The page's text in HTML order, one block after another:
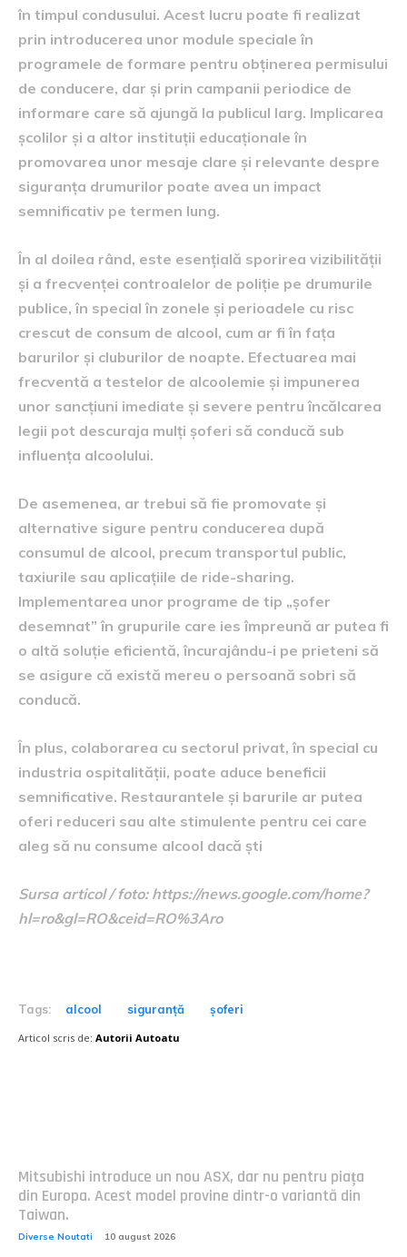
în timpul condusului. Acest lucru poate fi realizat
prin introducerea unor module speciale în
programele de formare pentru obținerea permisului
de conducere, dar și prin campanii periodice de
informare care să ajungă la publicul larg. Implicarea
școlilor și a altor instituții educaționale în
promovarea unor mesaje clare și relevante despre
siguranța drumurilor poate avea un impact
semnificativ pe termen lung.
În al doilea rând, este esențială sporirea vizibilității
și a frecvenței controalelor de poliție pe drumurile
publice, în special în zonele și perioadele cu risc
crescut de consum de alcool, cum ar fi în fața
barurilor și cluburilor de noapte. Efectuarea mai
frecventă a testelor de alcoolemie și impunerea
unor sancțiuni imediate și severe pentru încălcarea
legii pot descuraja mulți șoferi să conducă sub
influența alcoolului.
De asemenea, ar trebui să fie promovate și
alternative sigure pentru conducerea după
consumul de alcool, precum transportul public,
taxiurile sau aplicațiile de ride-sharing.
Implementarea unor programe de tip „șofer
desemnat” în grupurile care ies împreună ar putea fi
o altă soluție eficientă, încurajându-i pe prieteni să
se asigure că există mereu o persoană sobri să
conducă.
În plus, colaborarea cu sectorul privat, în special cu
industria ospitalității, poate aduce beneficii
semnificative. Restaurantele și barurile ar putea
oferi reduceri sau alte stimulente pentru cei care
aleg să nu consume alcool dacă ști
Sursa articol / foto: https://news.google.com/home?
hl=ro&gl=RO&ceid=RO%3Aro
Tags: alcool siguranță șoferi
Articol scris de: Autorii Autoatu
Mitsubishi introduce un nou ASX, dar nu pentru piața
din Europa. Acest model provine dintr-o variantă din
Taiwan.
Diverse Noutati 10 august 2026